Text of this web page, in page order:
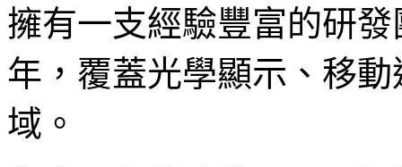
擁有一支經驗豐富的研
年，覆蓋光學顯示、移
域。